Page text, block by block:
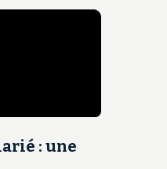
: une